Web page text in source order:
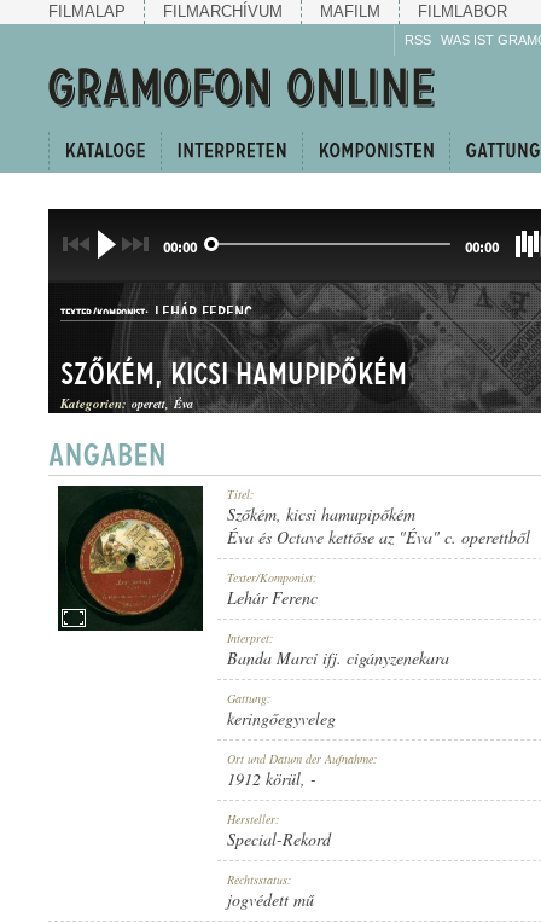
FILMALAP FILMARCHÍVUM MAFILM FILMLABOR
RSS WAS IST
00:00 00:00
TEXTER/KOMPONIST: LEHÁR FERENC
KERINGŐEGYVELEG
1912 KÖRÜL
SPECIAL-REKORD
Szőkém, kicsi hamupipőkém
Kategorien: operett Éva
Titel:
Szőkém, kicsi hamupipőkém
Éva és Octave kettőse az "Éva" c. operettből
Texter/Komponist:
Lehár Ferenc
Interpret:
Banda Marci ifj. cigányzenekara
Gattung:
keringőegyveleg
Ort und Datum der Aufnahme:
1912 körül, -
Hersteller:
Special-Rekord
Rechtsstatus:
jogvédett mű